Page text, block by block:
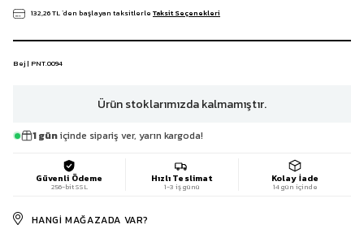
132,26 TL`den başlayan taksitlerle Taksit Seçenekleri
Bej | PNT.0094
Ürün stoklarımızda kalmamıştır.
1 güniçinde sipariş ver, yarın kargoda!
Güvenli Ödeme
256-bit SSL
Hızlı Teslimat
1-3 iş günü
Kolay İade
14 gün içinde
HANGI MAĞAZADA VAR?